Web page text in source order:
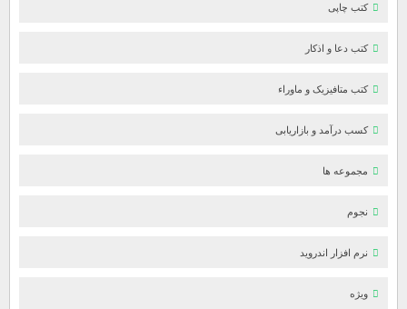
کتب چاپی
کتب دعا و اذکار
کتب متافیزیک و ماوراء
کسب درآمد و بازاریابی
مجموعه ها
نجوم
نرم افزار اندروید
ویژه